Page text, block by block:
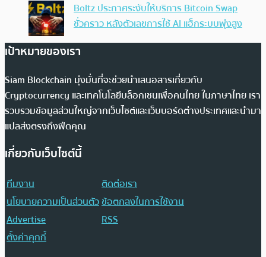
Boltz ประกาศระงับให้บริการ Bitcoin Swap
ชั่วคราว หลังตัวเลขการใช้ AI แฮ็กระบบพุ่งสูง
เป้าหมายของเรา
Siam Blockchain มุ่งมั่นที่จะช่วยนำเสนอสารเกี่ยวกับ
Cryptocurrency และเทคโนโลยีบล็อกเชนเพื่อคนไทย ในภาษาไทย เรา
รวบรวมข้อมูลส่วนใหญ่จากเว็บไซต์และเว็บบอร์ดต่างประเทศและนำมา
แปลส่งตรงถึงฟีดคุณ
เกี่ยวกับเว็บไซต์นี้
ทีมงาน
ติดต่อเรา
นโยบายความเป็นส่วนตัวข้อตกลงในการใช้งาน
Advertise
RSS
ตั้งค่าคุกกี้